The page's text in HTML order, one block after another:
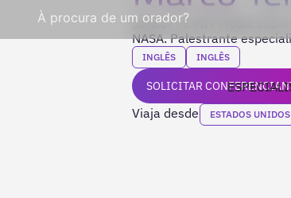
À procura de um orador?Diretor no MIT Media Lab
NASA. Palestrante
INGLÊS INGLÊS
SOLICITAR
Viaja desde ESTADOS UNIDOS